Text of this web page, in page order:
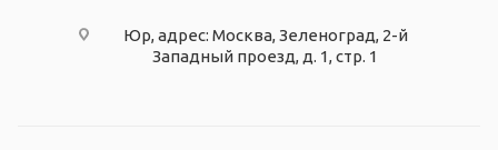
Юр, адрес: Москва, Зеленоград, 2-й
Западный проезд, д. 1, стр. 1